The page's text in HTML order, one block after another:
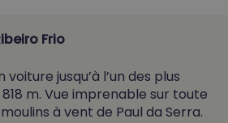
Frio
jusqu’à l’un des plus
m. Vue imprenable sur toute
à vent de Paul da Serra.